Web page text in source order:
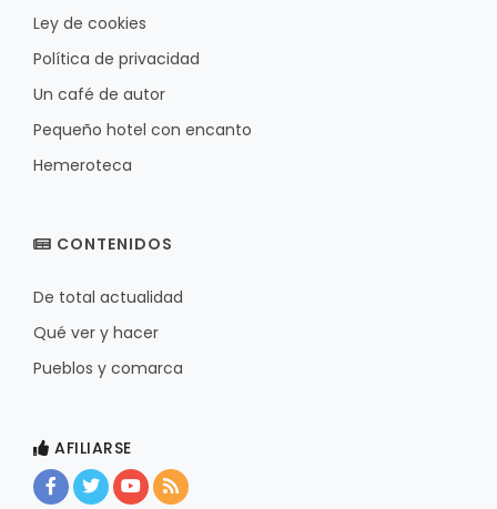
Ley de cookies
Política de privacidad
Un café de autor
Pequeño hotel con encanto
Hemeroteca
CONTENIDOS
De total actualidad
Qué ver y hacer
Pueblos y comarca
AFILIARSE